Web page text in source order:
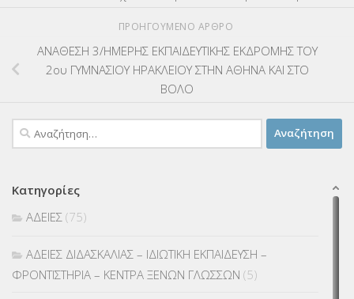
ΠΡΟΗΓΟΎΜΕΝΟ ΆΡΘΡΟ
ΑΝΑΘΕΣΗ 3/ΗΜΕΡΗΣ ΕΚΠΑΙΔΕΥΤΙΚΗΣ ΕΚΔΡΟΜΗΣ ΤΟΥ
2ου ΓΥΜΝΑΣΙΟΥ ΗΡΑΚΛΕΙΟΥ ΣΤΗΝ ΑΘΗΝΑ ΚΑΙ ΣΤΟ
ΒΟΛΟ
Αναζήτηση
για:
Κατηγορίες
ΑΔΕΙΕΣ (75)
ΑΔΕΙΕΣ ΔΙΔΑΣΚΑΛΙΑΣ – ΙΔΙΩΤΙΚΗ ΕΚΠΑΙΔΕΥΣΗ –
ΦΡΟΝΤΙΣΤΗΡΙΑ – ΚΕΝΤΡΑ ΞΕΝΩΝ ΓΛΩΣΣΩΝ (5)